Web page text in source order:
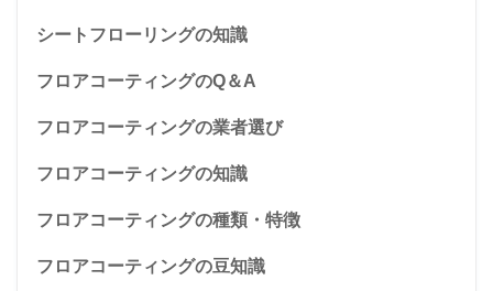
シートフローリングの知識
フロアコーティングのQ＆A
フロアコーティングの業者選び
フロアコーティングの知識
フロアコーティングの種類・特徴
フロアコーティングの豆知識